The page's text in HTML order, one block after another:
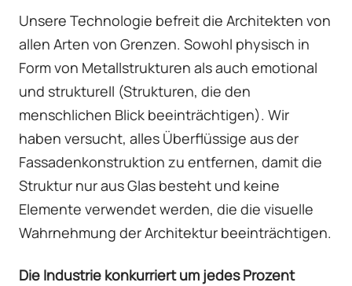
Unsere Technologie befreit die Architekten von
allen Arten von Grenzen. Sowohl physisch in
Form von Metallstrukturen als auch emotional
und strukturell (Strukturen, die den
menschlichen Blick beeinträchtigen). Wir
haben versucht, alles Überflüssige aus der
Fassadenkonstruktion zu entfernen, damit die
Struktur nur aus Glas besteht und keine
Elemente verwendet werden, die die visuelle
Wahrnehmung der Architektur beeinträchtigen.
Die Industrie konkurriert um jedes Prozent